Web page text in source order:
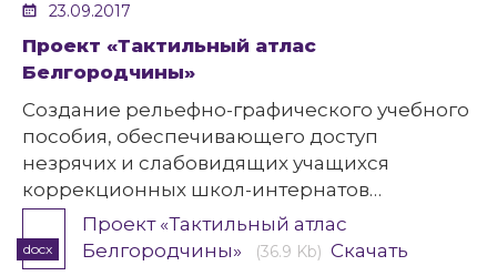
23.09.2017
Проект «Тактильный атлас
Белгородчины»
Создание рельефно-графического учебного
пособия, обеспечивающего доступ
незрячих и слабовидящих учащихся
коррекционных школ-интернатов
Белгородской области к локальной истории
и культуре.
docx
Проект «Тактильный атлас
Белгородчины»
(36.9 Kb) Скачать